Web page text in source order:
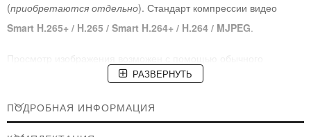
(приобретаются отдельно). Стандарт компрессии видео
Smart H.265+ / H.265 / Smart H.264+ / H.264 / MJPEG.
Просмотр изображения возможен с помощью обычного
компьютерного монитора или телевизора, а также через
смартфон или планшет.
РАЗВЕРНУТЬ
ПОДРОБНАЯ ИНФОРМАЦИЯ